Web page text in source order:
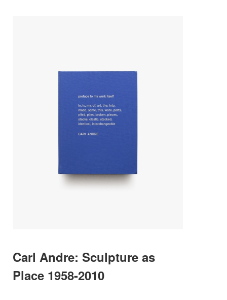
Carl Andre: Sculpture as
Place 1958-2010